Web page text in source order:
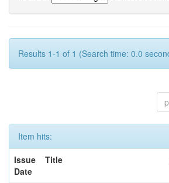
Results 1-1 of 1 (Search time: 0.0
Item hits:
Issue
Date
Title